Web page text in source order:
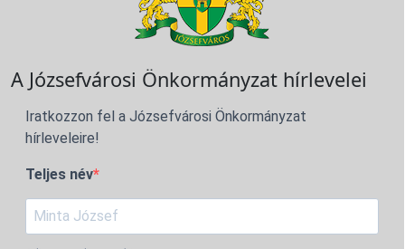
A Józsefvárosi Önkormányzat hírlevelei
Iratkozzon fel a Józsefvárosi Önkormányzat
hírleveleire!
Teljes név